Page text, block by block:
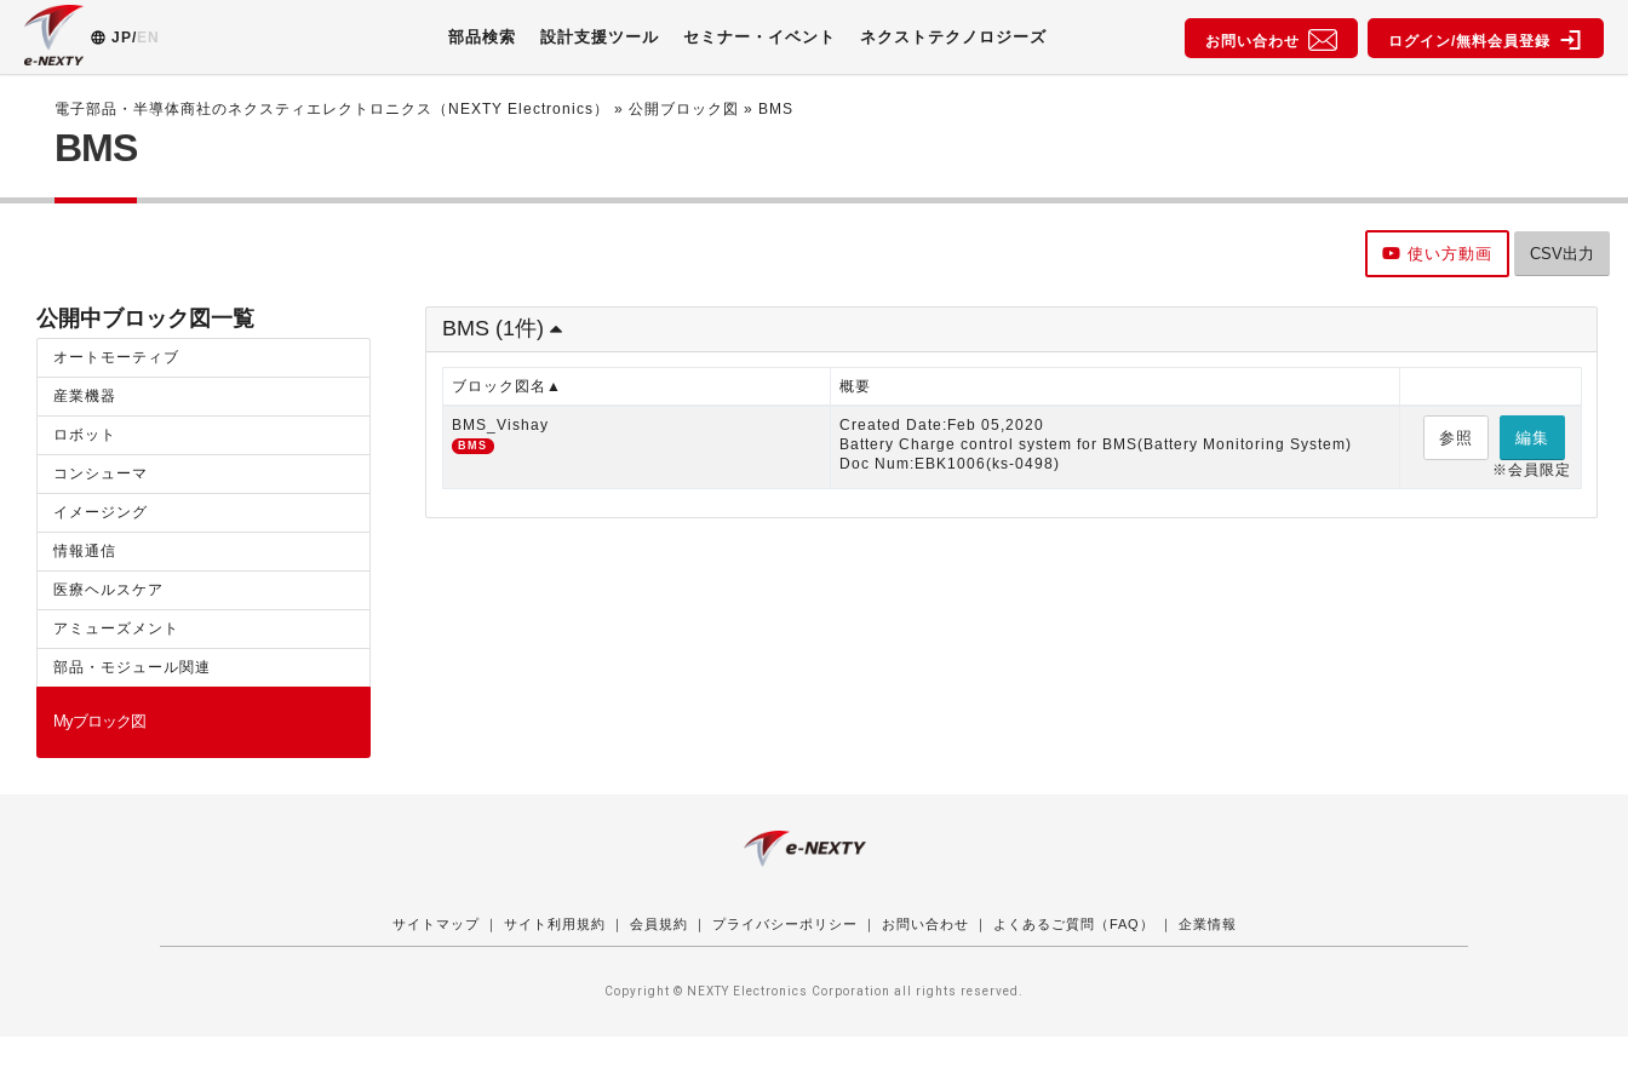
JP/ EN 部品検索 設計支援ツール セミナー・イベント ネクストテクノロジーズ お問い合わせ ログイン/無料会員登録
電子部品・半導体商社のネクスティエレクトロニクス（NEXTY Electronics） » 公開ブロック図 » BMS
BMS
使い方動画 CSV出力
公開中ブロック図一覧
オートモーティブ
産業機器
ロボット
コンシューマ
イメージング
情報通信
医療ヘルスケア
アミューズメント
部品・モジュール関連
Myブロック図
BMS (1件)
ブロック図名▲ 概要
BMS_Vishay
BMS
Created Date:Feb 05,2020
Battery Charge control system for BMS(Battery Monitoring System)
Doc Num:EBK1006(ks-0498)
参照 編集
※会員限定
サイトマップ｜ サイト利用規約 ｜ 会員規約 ｜ プライバシーポリシー ｜ お問い合わせ ｜ よくあるご質問（FAQ） ｜ 企業情報
Copyright © NEXTY Electronics Corporation all rights reserved.